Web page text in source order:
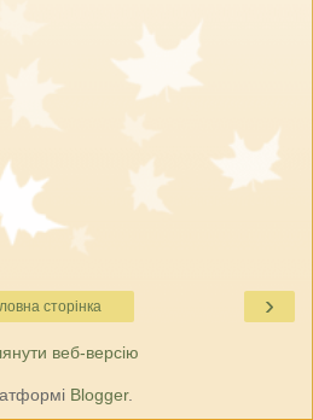
›
сторінка
веб-версію
Blogger.